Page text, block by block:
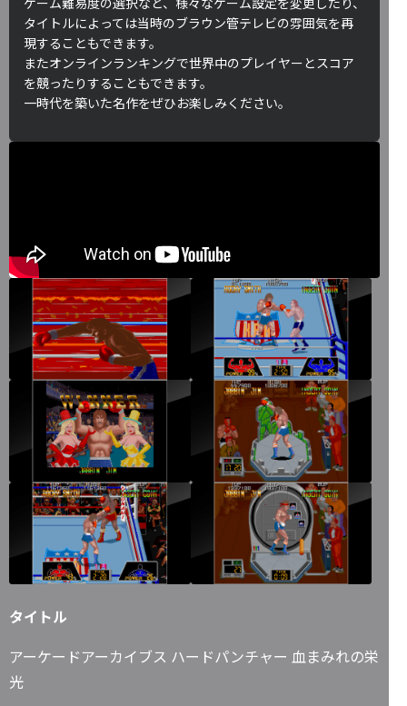
タイトルによっては当時のブラウン管テレビの雰囲気を再
現することもできます。
またオンラインランキングで世界中のプレイヤーとスコア
を競ったりすることもできます。
一時代を築いた名作をぜひお楽しみください。
タイトル
アーケードアーカイブス ハードパンチャー 血まみれの栄
光